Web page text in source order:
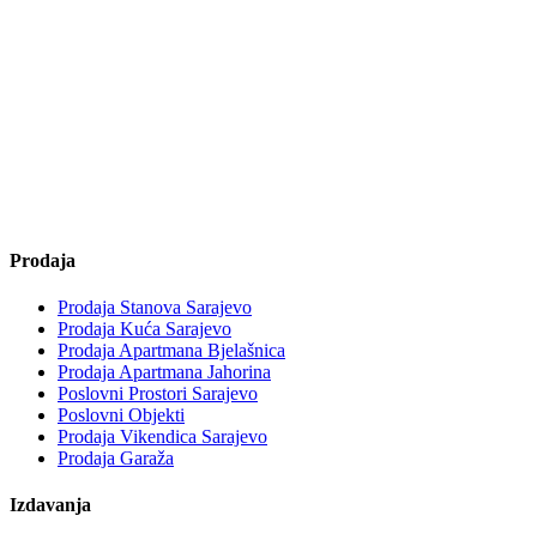
Prodaja
Prodaja Stanova Sarajevo
Prodaja Kuća Sarajevo
Prodaja Apartmana Bjelašnica
Prodaja Apartmana Jahorina
Poslovni Prostori Sarajevo
Poslovni Objekti
Prodaja Vikendica Sarajevo
Prodaja Garaža
Izdavanja